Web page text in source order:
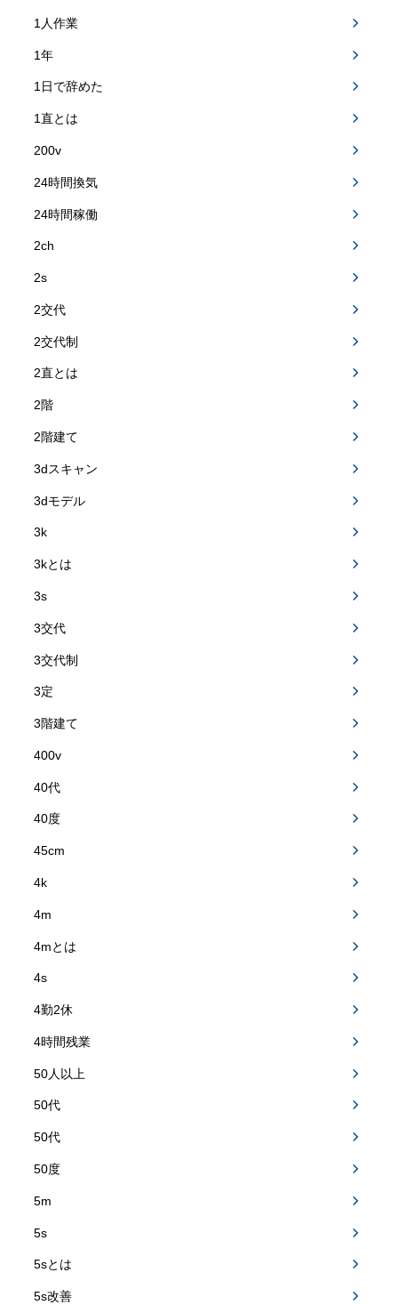
1人作業
1年
1日で辞めた
1直とは
200v
24時間換気
24時間稼働
2ch
2s
2交代
2交代制
2直とは
2階
2階建て
3dスキャン
3dモデル
3k
3kとは
3s
3交代
3交代制
3定
3階建て
400v
40代
40度
45cm
4k
4m
4mとは
4s
4勤2休
4時間残業
50人以上
50代
50代
50度
5m
5s
5sとは
5s改善